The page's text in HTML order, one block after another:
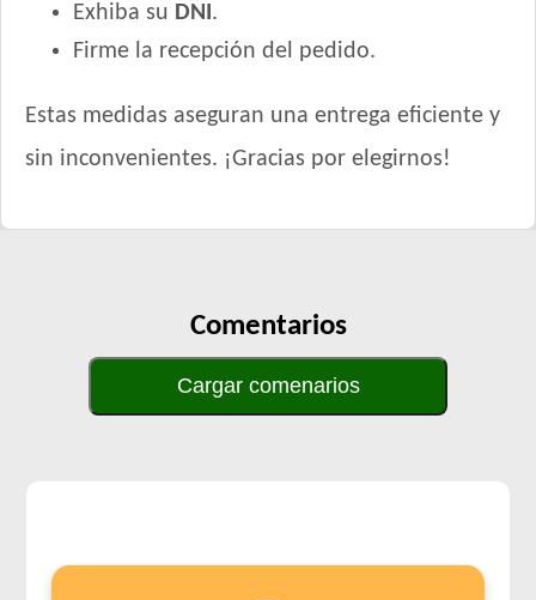
Exhiba su DNI.
Firme la recepción del pedido.
Estas medidas aseguran una entrega eficiente y
sin inconvenientes. ¡Gracias por elegirnos!
Comentarios
Cargar comenarios